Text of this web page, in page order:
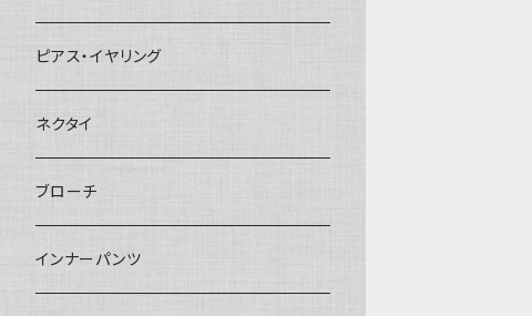
ヘアクリップ
ヘッドドレス・カチューシャ
ヘアゴム
簪
ピアス・イヤリング
ネクタイ
ブローチ
インナーパンツ